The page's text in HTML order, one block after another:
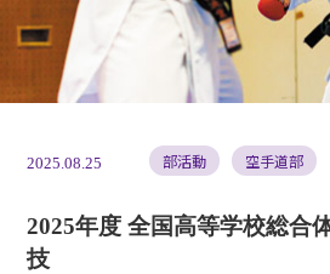
2025.08.25 部活動 空手道部
2025年度 全国高等学校総合
技
光明学園のご紹介